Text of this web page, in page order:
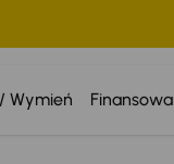
Wymień
Anuluj wszystko